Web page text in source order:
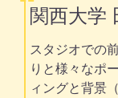
関西大学
スタジオでの
りと様々なポ
ィングと背景